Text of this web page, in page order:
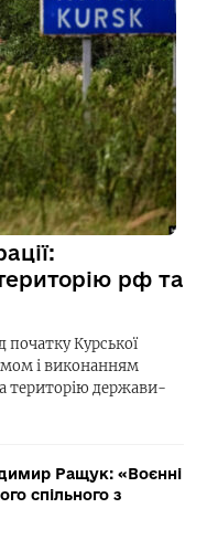
рф та
початку Курської
і виконанням
територію держави-
Ращук: «Воєнні
спільного з